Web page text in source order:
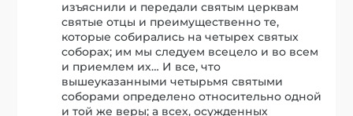
изъяснили и передали святым церквам
святые отцы и преимущественно те,
которые собирались на четырех святых
соборах; им мы следуем всецело и во всем
и приемлем их… И все, что
вышеуказанными четырьмя святыми
соборами определено относительно одной
и той же веры; а всех, осужденных